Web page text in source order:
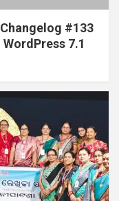
#133
7.1